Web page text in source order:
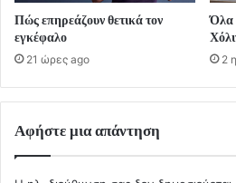
Πώς επηρεάζουν θετικά τον
εγκέφαλο
21 ώρες ago
Όλα
2
Αφήστε μια απάντηση